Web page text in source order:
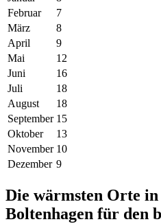
Februar
7
März
8
April
9
Mai
12
Juni
16
Juli
18
August
18
September 15
Oktober
13
November 10
Dezember 9
Die wärmsten Orte
Boltenhagen für den